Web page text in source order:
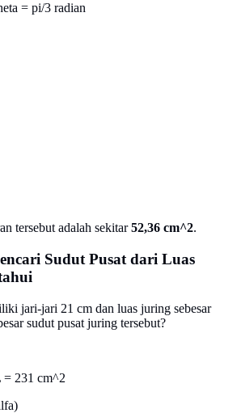
= pi/3 radian
tersebut adalah sekitar52,36 cm^2.
Sudut Pusat dari Luas
jari-jari 21 cm dan luas juring sebesar
sudut pusat juring tersebut?
231 cm^2